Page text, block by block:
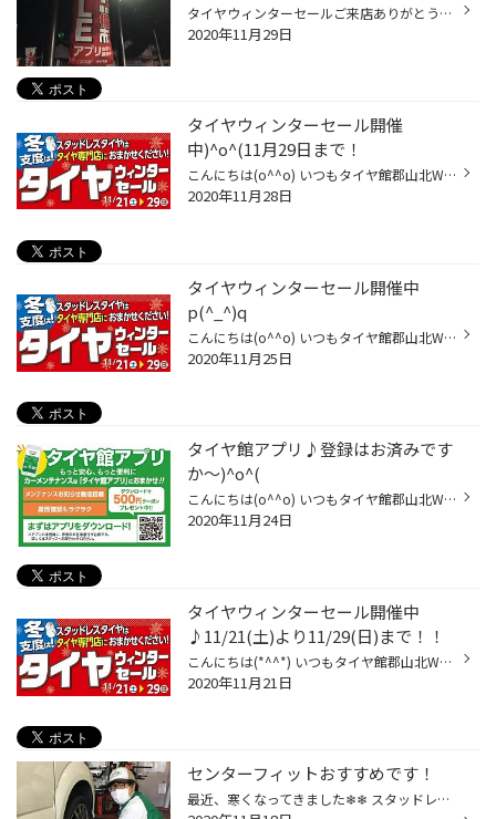
タイヤウィンターセールご来店ありがとうございました。 タイヤウィンターセールは本日までですが スタッドレスタイヤのご相談 バッテリーやスノーワイパーなどお車のメンテナンス品など お気軽にお越しください。 タイヤ館 郡山北 年末まで休まず営業致します！！！ 電話. 024-927-1115 お店に電話...
2020年11月29日
タイヤウィンターセール開催
中)^o^(11月29日まで！
こんにちは(o^^o) いつもタイヤ館郡山北WEBをご覧頂きましてありがとうございます！ 只今、タイヤ館郡山北では『タイヤウィンターセール』開催中*\(^o^)/*です！ 本日もたくさんのご来店ありがとうございました！ 明日11月29日(日)がセール最終日です！ ☆お得なタイヤホイールセットあります！ ☆タ...
2020年11月28日
タイヤウィンターセール開催中
p(^_^)q
こんにちは(o^^o) いつもタイヤ館郡山北WEBをご覧頂きましてありがとうございます！ 只今、タイヤ館郡山北では『タイヤウィンターセール』開催中(≧∀≦) 11月29日(日)までの期間限定セールです♪ 日中はぽかぽか陽気ですが、朝晩はやっぱり寒いです(＞＜) だって…もうすぐ12月ですもの！！ いつ雪が降...
2020年11月25日
タイヤ館アプリ♪登録はお済みです
か〜)^o^(
こんにちは(o^^o) いつもタイヤ館郡山北WEBをご覧頂きましてありがとうございます！ 皆様、タイヤ館アプリをご存知でしょうか？ スマートフォンでお車のメンテナンス管理ができるんです(๑>◡<๑) タイヤ交換、オイル交換の履歴確認もらくらく♪ さらに！新規ご登録で、500円クーポンゲット(≧∀≦) ぜひ！...
2020年11月24日
タイヤウィンターセール開催中
♪11/21(土)より11/29(日)まで！！
こんにちは(*^^*) いつもタイヤ館郡山北WEBをご覧いただきましてありがとうございます！！ 本日より始まりました『タイヤウィンターセール』ヾ(≧▽≦)ﾉ たくさんのご来店ありがとうございます！！ 期間中は、アルミホイールセット品も！もちろん、タイヤ単品でも！ 大変お得となっておりますヾ(≧▽≦)ﾉ ...
2020年11月21日
センターフィットおすすめです！
最近、寒くなってきました❄︎❄︎ スタッドレスタイヤの履き替えが多くなってきました！ タイヤ館では履き替え時のセンターフィットをおすすめしています！ センターフィット取り付けをする事によりハンドルのブレの軽減に繋がります(^_^)